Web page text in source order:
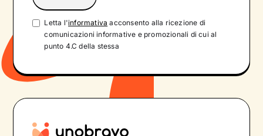
Letta l'informativa acconsento alla ricezione di
comunicazioni informative e promozionali di cui al
punto 4.C della stessa